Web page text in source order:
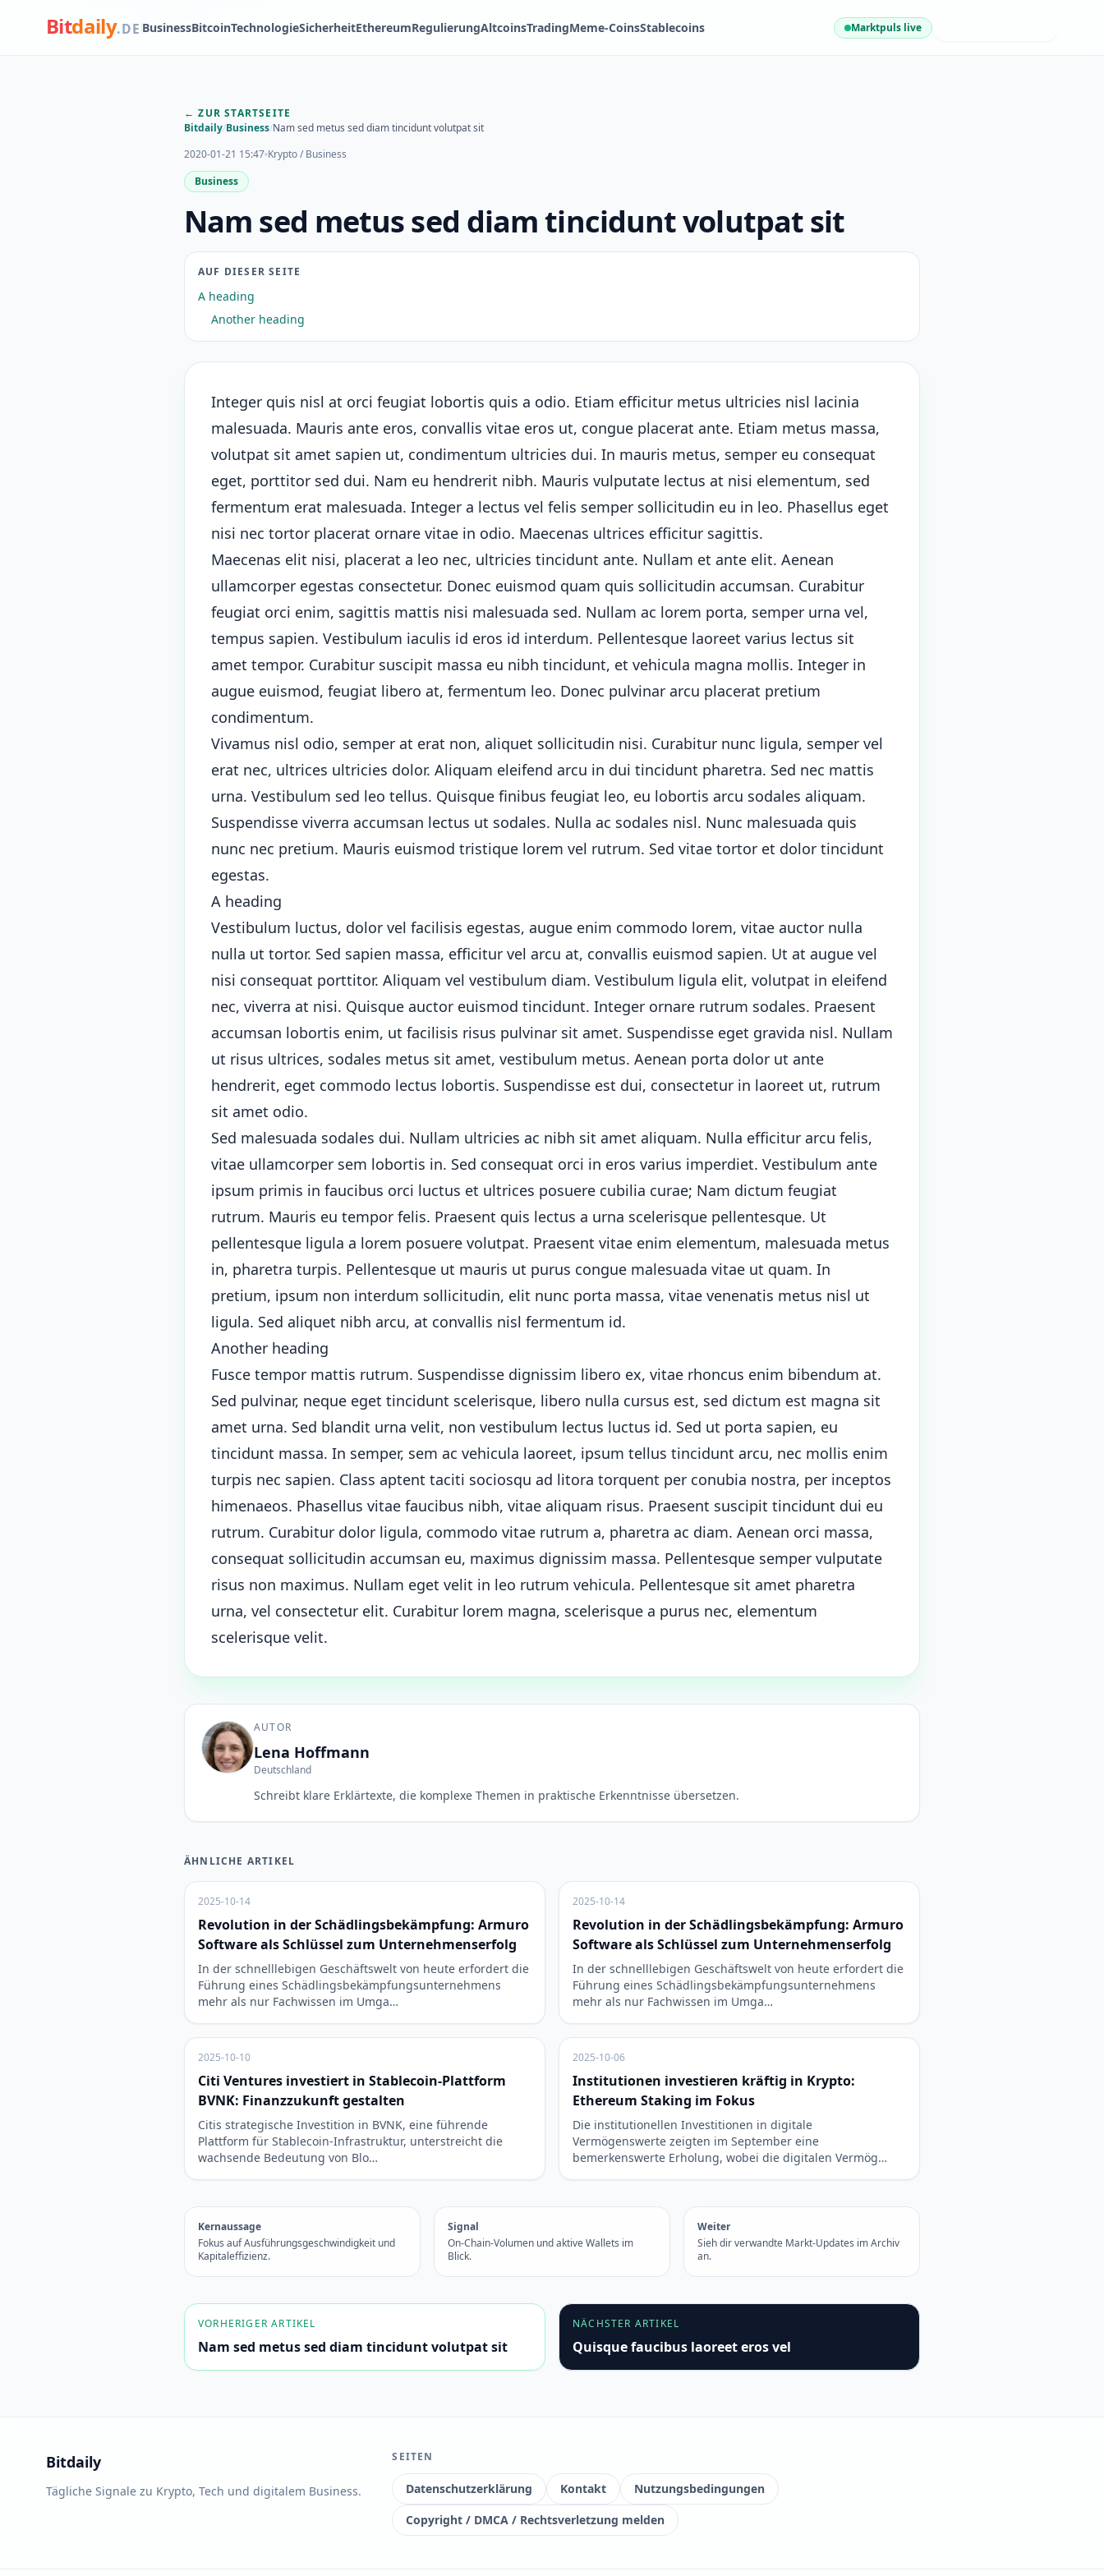
Bitdaily.DE BusinessBitcoinTechnologieSicherheitEthereumRegulierungAltcoinsTradingMeme-CoinsStablecoins Marktpuls live
← ZUR STARTSEITE
Bitdaily/Business/Nam sed metus sed diam tincidunt volutpat sit
2020-01-21 15:47 Krypto / Business
Business
Nam sed metus sed diam tincidunt volutpat sit
AUF DIESER SEITE
A heading
Another heading
Integer quis nisl at orci feugiat lobortis quis a odio. Etiam efficitur metus ultricies nisl lacinia
malesuada. Mauris ante eros, convallis vitae eros ut, congue placerat ante. Etiam metus massa,
volutpat sit amet sapien ut, condimentum ultricies dui. In mauris metus, semper eu consequat
eget, porttitor sed dui. Nam eu hendrerit nibh. Mauris vulputate lectus at nisi elementum, sed
fermentum erat malesuada. Integer a lectus vel felis semper sollicitudin eu in leo. Phasellus eget
nisi nec tortor placerat ornare vitae in odio. Maecenas ultrices efficitur sagittis.
Maecenas elit nisi, placerat a leo nec, ultricies tincidunt ante. Nullam et ante elit. Aenean
ullamcorper egestas consectetur. Donec euismod quam quis sollicitudin accumsan. Curabitur
feugiat orci enim, sagittis mattis nisi malesuada sed. Nullam ac lorem porta, semper urna vel,
tempus sapien. Vestibulum iaculis id eros id interdum. Pellentesque laoreet varius lectus sit
amet tempor. Curabitur suscipit massa eu nibh tincidunt, et vehicula magna mollis. Integer in
augue euismod, feugiat libero at, fermentum leo. Donec pulvinar arcu placerat pretium
condimentum.
Vivamus nisl odio, semper at erat non, aliquet sollicitudin nisi. Curabitur nunc ligula, semper vel
erat nec, ultrices ultricies dolor. Aliquam eleifend arcu in dui tincidunt pharetra. Sed nec mattis
urna. Vestibulum sed leo tellus. Quisque finibus feugiat leo, eu lobortis arcu sodales aliquam.
Suspendisse viverra accumsan lectus ut sodales. Nulla ac sodales nisl. Nunc malesuada quis
nunc nec pretium. Mauris euismod tristique lorem vel rutrum. Sed vitae tortor et dolor tincidunt
egestas.
A heading
Vestibulum luctus, dolor vel facilisis egestas, augue enim commodo lorem, vitae auctor nulla
nulla ut tortor. Sed sapien massa, efficitur vel arcu at, convallis euismod sapien. Ut at augue vel
nisi consequat porttitor. Aliquam vel vestibulum diam. Vestibulum ligula elit, volutpat in eleifend
nec, viverra at nisi. Quisque auctor euismod tincidunt. Integer ornare rutrum sodales. Praesent
accumsan lobortis enim, ut facilisis risus pulvinar sit amet. Suspendisse eget gravida nisl. Nullam
ut risus ultrices, sodales metus sit amet, vestibulum metus. Aenean porta dolor ut ante
hendrerit, eget commodo lectus lobortis. Suspendisse est dui, consectetur in laoreet ut, rutrum
sit amet odio.
Sed malesuada sodales dui. Nullam ultricies ac nibh sit amet aliquam. Nulla efficitur arcu felis,
vitae ullamcorper sem lobortis in. Sed consequat orci in eros varius imperdiet. Vestibulum ante
ipsum primis in faucibus orci luctus et ultrices posuere cubilia curae; Nam dictum feugiat
rutrum. Mauris eu tempor felis. Praesent quis lectus a urna scelerisque pellentesque. Ut
pellentesque ligula a lorem posuere volutpat. Praesent vitae enim elementum, malesuada metus
in, pharetra turpis. Pellentesque ut mauris ut purus congue malesuada vitae ut quam. In
pretium, ipsum non interdum sollicitudin, elit nunc porta massa, vitae venenatis metus nisl ut
ligula. Sed aliquet nibh arcu, at convallis nisl fermentum id.
Another heading
Fusce tempor mattis rutrum. Suspendisse dignissim libero ex, vitae rhoncus enim bibendum at.
Sed pulvinar, neque eget tincidunt scelerisque, libero nulla cursus est, sed dictum est magna sit
amet urna. Sed blandit urna velit, non vestibulum lectus luctus id. Sed ut porta sapien, eu
tincidunt massa. In semper, sem ac vehicula laoreet, ipsum tellus tincidunt arcu, nec mollis enim
turpis nec sapien. Class aptent taciti sociosqu ad litora torquent per conubia nostra, per inceptos
himenaeos. Phasellus vitae faucibus nibh, vitae aliquam risus. Praesent suscipit tincidunt dui eu
rutrum. Curabitur dolor ligula, commodo vitae rutrum a, pharetra ac diam. Aenean orci massa,
consequat sollicitudin accumsan eu, maximus dignissim massa. Pellentesque semper vulputate
risus non maximus. Nullam eget velit in leo rutrum vehicula. Pellentesque sit amet pharetra
urna, vel consectetur elit. Curabitur lorem magna, scelerisque a purus nec, elementum
scelerisque velit.
AUTOR
Lena Hoffmann
Deutschland
Schreibt klare Erklärtexte, die komplexe Themen in praktische Erkenntnisse übersetzen.
ÄHNLICHE ARTIKEL
2025-10-14
Revolution in der Schädlingsbekämpfung: Armuro
Software als Schlüssel zum Unternehmenserfolg
In der schnelllebigen Geschäftswelt von heute erfordert die
Führung eines Schädlingsbekämpfungsunternehmens
mehr als nur Fachwissen im Umga…
2025-10-14
Revolution in der Schädlingsbekämpfung: Armuro
Software als Schlüssel zum Unternehmenserfolg
In der schnelllebigen Geschäftswelt von heute erfordert die
Führung eines Schädlingsbekämpfungsunternehmens
mehr als nur Fachwissen im Umga…
2025-10-10
Citi Ventures investiert in Stablecoin-Plattform
BVNK: Finanzzukunft gestalten
Citis strategische Investition in BVNK, eine führende
Plattform für Stablecoin-Infrastruktur, unterstreicht die
wachsende Bedeutung von Blo…
2025-10-06
Institutionen investieren kräftig in Krypto:
Ethereum Staking im Fokus
Die institutionellen Investitionen in digitale
Vermögenswerte zeigten im September eine
bemerkenswerte Erholung, wobei die digitalen Vermög…
Kernaussage
Fokus auf Ausführungsgeschwindigkeit und
Kapitaleffizienz.
Signal
On-Chain-Volumen und aktive Wallets im
Blick.
Weiter
Sieh dir verwandte Markt-Updates im Archiv
an.
VORHERIGER ARTIKEL
Nam sed metus sed diam tincidunt volutpat sit
NÄCHSTER ARTIKEL
Quisque faucibus laoreet eros vel
Bitdaily
Tägliche Signale zu Krypto, Tech und digitalem Business.
SEITEN
Datenschutzerklärung Kontakt
Nutzungsbedingungen
Copyright / DMCA / Rechtsverletzung melden